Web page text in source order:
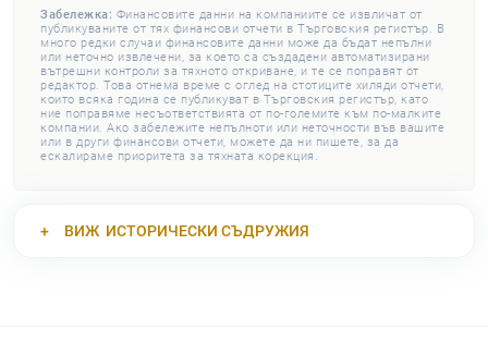
Забележка: Финансовите данни на компаниите се извличат от
публикуваните от тях финансови отчети в Търговския регистър. В
много редки случаи финансовите данни може да бъдат непълни
или неточно извлечени, за което са създадени автоматизирани
вътрешни контроли за тяхното откриване, и те се поправят от
редактор. Това отнема време с оглед на стотиците хиляди отчети,
които всяка година се публикуват в Търговския регистър, като
ние поправяме несъответствията от по-големите към по-малките
компании. Ако забележите непълноти или неточности във вашите
или в други финансови отчети, можете да ни пишете, за да
ескалираме приоритета за тяхната корекция.
ВИЖ ИСТОРИЧЕСКИ СЪДРУЖИЯ